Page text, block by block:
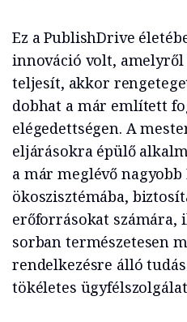
Ez a PublishDrive
innováció volt,
teljesít, akkor
dobhat a már említett
elégedettségen. A
eljárásokra épülő
a már meglévő
ökoszisztémába,
erőforrásokat számára,
sorban természetesen
rendelkezésre álló
tökéletes